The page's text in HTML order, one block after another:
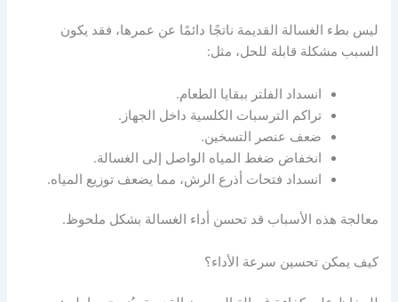
ليس بطء الغسالة القديمة ناتجًا دائمًا عن عمرها، فقد يكون
السبب مشكلة قابلة للحل، مثل:
انسداد الفلتر ببقايا الطعام.
تراكم الترسبات الكلسية داخل الجهاز.
ضعف عنصر التسخين.
انخفاض ضغط المياه الواصل إلى الغسالة.
انسداد فتحات أذرع الرش، مما يضعف توزيع المياه.
معالجة هذه الأسباب قد تحسن أداء الغسالة بشكل ملحوظ.
كيف يمكن تحسين سرعة الأداء؟